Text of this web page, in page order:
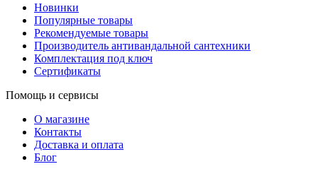
Новинки
Популярные товары
Рекомендуемые товары
Производитель антивандальной сантехники
Комплектация под ключ
Сертификаты
Помощь и сервисы
О магазине
Контакты
Доставка и оплата
Блог